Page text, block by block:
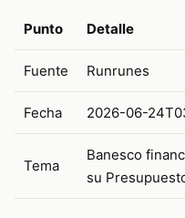
Punto Detalle
Fuente Runrunes
Fecha 2026-06-
Tema
Banesco
su